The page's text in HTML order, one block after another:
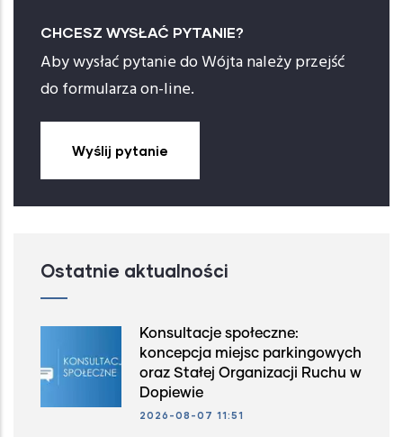
CHCESZ WYSŁAĆ PYTANIE?
Aby wysłać pytanie do Wójta należy przejść
do formularza on-line.
Wyślij pytanie
Ostatnie aktualności
Konsultacje społeczne:
koncepcja miejsc parkingowych
oraz Stałej Organizacji Ruchu w
Dopiewie
2026-08-07 11:51